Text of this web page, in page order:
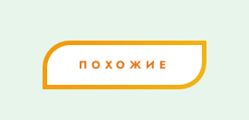
ПОХОЖИЕ